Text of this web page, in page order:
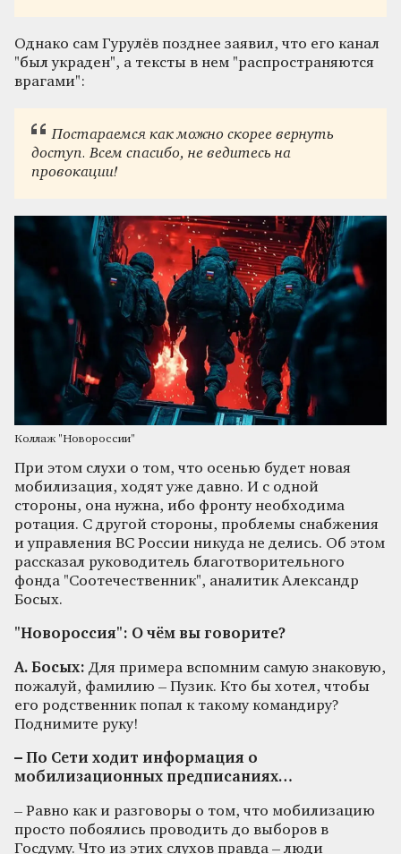
Однако сам Гурулёв позднее заявил, что его канал
"был украден", а тексты в нем "распространяются
врагами":
Постараемся как можно скорее вернуть
доступ. Всем спасибо, не ведитесь на
провокации!
Коллаж "Новороссии"
При этом слухи о том, что осенью будет новая
мобилизация, ходят уже давно. И с одной
стороны, она нужна, ибо фронту необходима
ротация. С другой стороны, проблемы снабжения
и управления ВС России никуда не делись. Об этом
рассказал руководитель благотворительного
фонда "Соотечественник", аналитик Александр
Босых.
"Новороссия": О чём вы говорите?
А. Босых: Для примера вспомним самую знаковую,
пожалуй, фамилию – Пузик. Кто бы хотел, чтобы
его родственник попал к такому командиру?
Поднимите руку!
– По Сети ходит информация о
мобилизационных предписаниях…
– Равно как и разговоры о том, что мобилизацию
просто побоялись проводить до выборов в
Госдуму. Что из этих слухов правда – люди